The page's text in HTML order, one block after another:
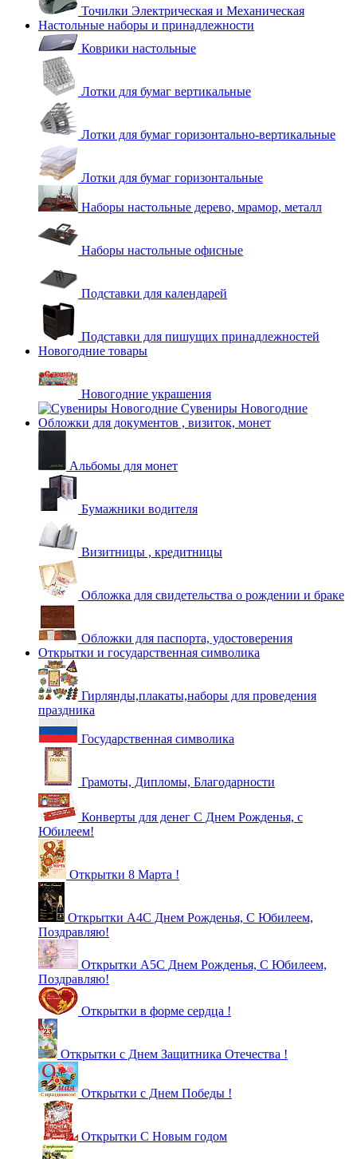
Точилки Электрическая и Механическая
Настольные наборы и принадлежности
Коврики настольные
Лотки для бумаг вертикальные
Лотки для бумаг горизонтально-вертикальные
Лотки для бумаг горизонтальные
Наборы настольные дерево, мрамор, металл
Наборы настольные офисные
Подставки для календарей
Подставки для пишущих принадлежностей
Новогодние товары
Новогодние украшения
Сувениры Новогодние
Обложки для документов , визиток, монет
Альбомы для монет
Бумажники водителя
Визитницы , кредитницы
Обложка для свидетельства о рождении и браке
Обложки для паспорта, удостоверения
Открытки и государственная символика
Гирлянды,плакаты,наборы для проведения
праздника
Государственная символика
Грамоты, Дипломы, Благодарности
Конверты для денег С Днем Рожденья, с
Юбилеем!
Открытки 8 Марта !
Открытки А4С Днем Рожденья, С Юбилеем,
Поздравляю!
Открытки А5С Днем Рожденья, С Юбилеем,
Поздравляю!
Открытки в форме сердца !
Открытки с Днем Защитника Отечества !
Открытки с Днем Победы !
Открытки С Новым годом